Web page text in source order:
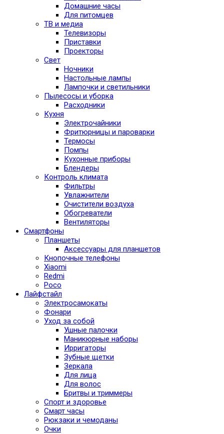
Домашние часы
Для питомцев
ТВ и медиа
Телевизоры
Приставки
Проекторы
Свет
Ночники
Настольные лампы
Лампочки и светильники
Пылесосы и уборка
Расходники
Кухня
Электрочайники
Фритюрницы и пароварки
Термосы
Помпы
Кухонные приборы
Блендеры
Контроль климата
Фильтры
Увлажнители
Очистители воздуха
Обогреватели
Вентиляторы
Смартфоны
Планшеты
Аксессуары для планшетов
Кнопочные телефоны
Xiaomi
Redmi
Poco
Лайфстайл
Электросамокаты
Фонари
Уход за собой
Ушные палочки
Маникюрные наборы
Ирригаторы
Зубные щетки
Зеркала
Для лица
Для волос
Бритвы и триммеры
Спорт и здоровье
Смарт часы
Рюкзаки и чемоданы
Очки